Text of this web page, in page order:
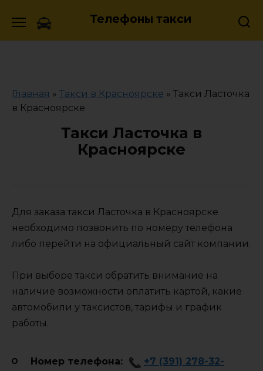
Телефоны такси
Главная » Такси в Красноярске » Такси Ласточка
в Красноярске
Такси Ласточка в
Красноярске
Для заказа такси Ласточка в Красноярске
необходимо позвонить по номеру телефона
либо перейти на официальный сайт компании.
При выборе такси обратить внимание на
наличие возможности оплатить картой, какие
автомобили у таксистов, тарифы и график
работы.
Номер телефона:
+7 (391) 278-32-